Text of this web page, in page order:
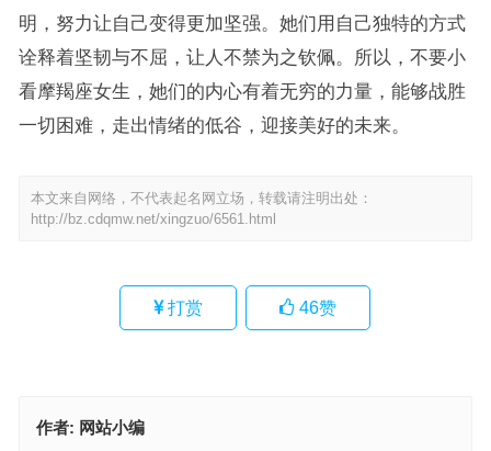
明，努力让自己变得更加坚强。她们用自己独特的方式
诠释着坚韧与不屈，让人不禁为之钦佩。所以，不要小
看摩羯座女生，她们的内心有着无穷的力量，能够战胜
一切困难，走出情绪的低谷，迎接美好的未来。
本文来自网络，不代表起名网立场，转载请注明出处：
http://bz.cdqmw.net/xingzuo/6561.html
打赏 46赞
作者: 网站小编